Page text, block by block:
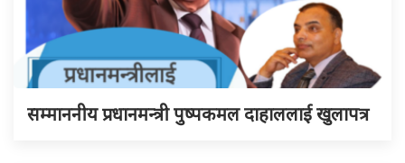
सम्माननीय प्रधानमन्त्री पुष्पकमल दाहाललाई खुलापत्र